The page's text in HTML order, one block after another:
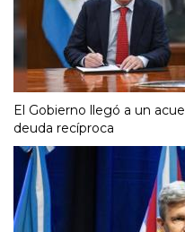
El Gobierno llegó a un
deuda recíproca